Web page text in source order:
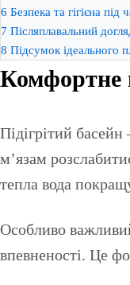
6 Безпека та гігієна під
7 Післяплавальний
8 Підсумок ідеального
Комфортне
Підігрітий
м’язам
тепла вода
Особливо
впевненості. Це